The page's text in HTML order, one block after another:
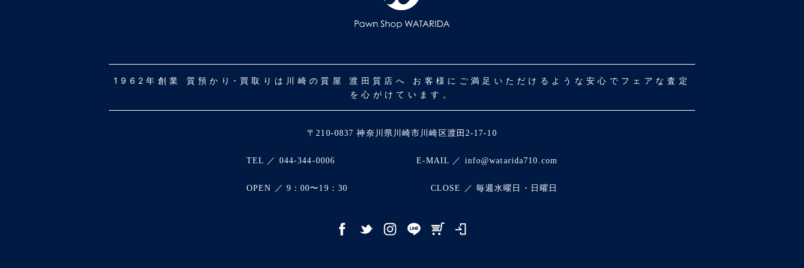
1962年創業 質預かり･買取りは川崎の質屋 渡田質店へ お客様にご満足いただけるような安心でフェアな査定
を心がけています。
〒210-0837 神奈川県川崎市川崎区渡田2-17-10
TEL ／ 044-344-0006 E-MAIL ／ info@watarida710.com
OPEN ／ 9：00〜19：30 CLOSE ／ 毎週水曜日・日曜日